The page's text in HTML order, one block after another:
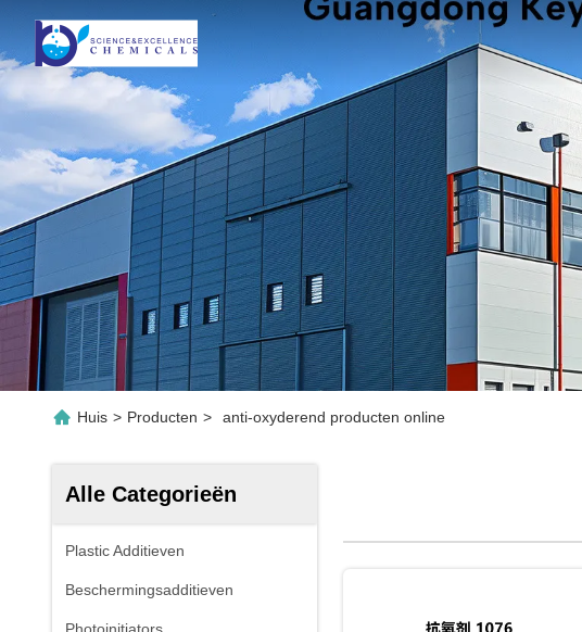
Huis > Producten > anti-oxyderend producten online
Alle Categorieën
Plastic Additieven
Beschermingsadditieven